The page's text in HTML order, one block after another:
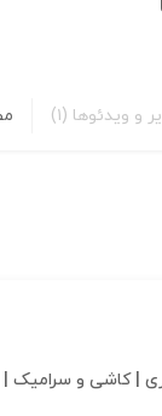
و ویدئوها (۱)
| کاشی و سرامیک |